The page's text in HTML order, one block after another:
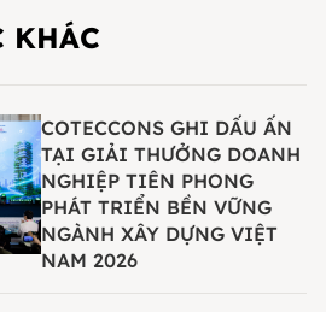
KHÁC
COTECCONS GHI DẤU ẤN
TẠI GIẢI THƯỞNG DOANH
NGHIỆP TIÊN PHONG
PHÁT TRIỂN BỀN VỮNG
NGÀNH XÂY DỰNG VIỆT
NAM 2026